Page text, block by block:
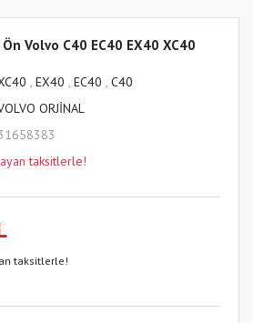
Volvo C40 EC40 EX40 XC40
, EX40 , EC40 , C40
ORJİNAL
taksitlerle!
taksitlerle!